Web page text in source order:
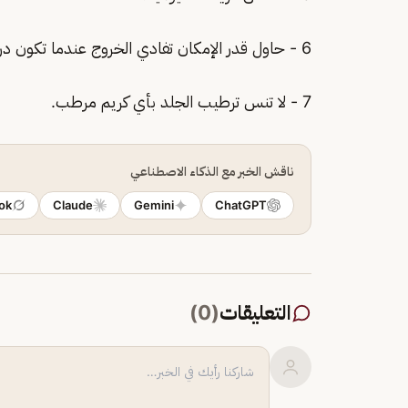
6 - حاول قدر الإمكان تفادي الخروج عندما تكون درجة الحرارة أقل من ١٠ درجات مئويه.
7 - لا تنس ترطيب الجلد بأي كريم مرطب.
ناقش الخبر مع الذكاء الاصطناعي
ChatGPT
Gemini
Claude
التعليقات(
0
)